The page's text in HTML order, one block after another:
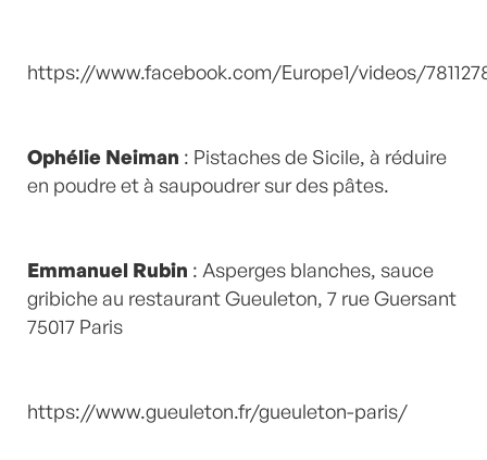
https://www.facebook.com/Europe1/videos/
Ophélie Neiman : Pistaches de Sicile, à réduire
en poudre et à saupoudrer sur des pâtes.
Emmanuel Rubin : Asperges blanches, sauce
gribiche au restaurant Gueuleton, 7 rue Guersant
75017 Paris
https://www.gueuleton.fr/gueuleton-paris/